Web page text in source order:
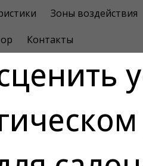
Зоны воздействия
Контакты